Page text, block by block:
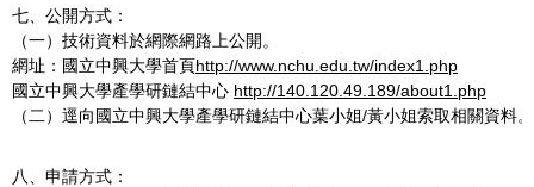
七、公開方式：
（一）技術資料於網際網路上公開。
網址：國立中興大學首頁http://www.nchu.edu.tw/index1.php
國立中興大學產學研鏈結中心 http://140.120.49.189/about1.php
（二）逕向國立中興大學產學研鏈結中心葉小姐/黃小姐索取相關資料。
八、申請方式：